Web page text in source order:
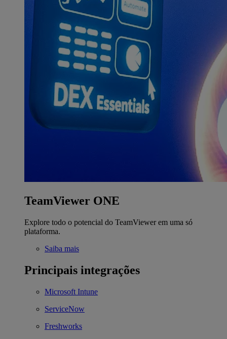
TeamViewer ONE
Explore todo o potencial do TeamViewer em uma só
plataforma.
Saiba mais
Principais integrações
Microsoft Intune
ServiceNow
Freshworks